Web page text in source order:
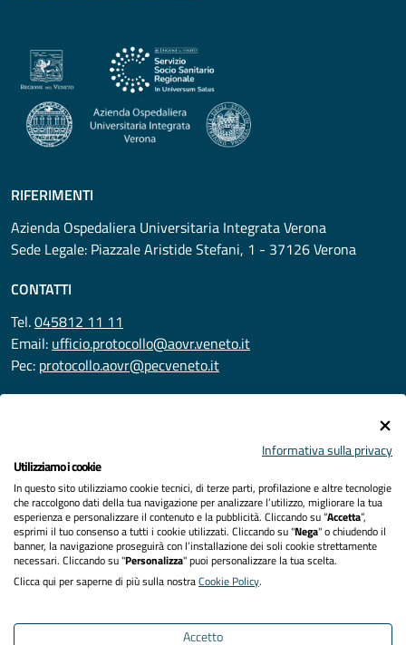
RIFERIMENTI
Azienda Ospedaliera Universitaria Integrata Verona
Sede Legale: Piazzale Aristide Stefani, 1 - 37126 Verona
CONTATTI
Tel.045812 11 11
Email: ufficio.protocollo@aovr.veneto.it
Pec: protocollo.aovr@pecveneto.it
Privacy
Accessibilità
Note legali
Informativa sulla privacy
Utilizziamo i cookie
In questo sito utilizziamo cookie tecnici, di terze parti, profilazione e altre tecnologie
che raccolgono dati della tua navigazione per analizzare l’utilizzo, migliorare la tua
esperienza e personalizzare il contenuto e la pubblicità. Cliccando su “Accetta”,
esprimi il tuo consenso a tutti i cookie utilizzati. Cliccando su "Nega" o chiudendo il
banner, la navigazione proseguirà con l’installazione dei soli cookie strettamente
necessari. Cliccando su "Personalizza" puoi personalizzare la tua scelta.
Clicca qui per saperne di più sulla nostraCookie Policy.
Accetto